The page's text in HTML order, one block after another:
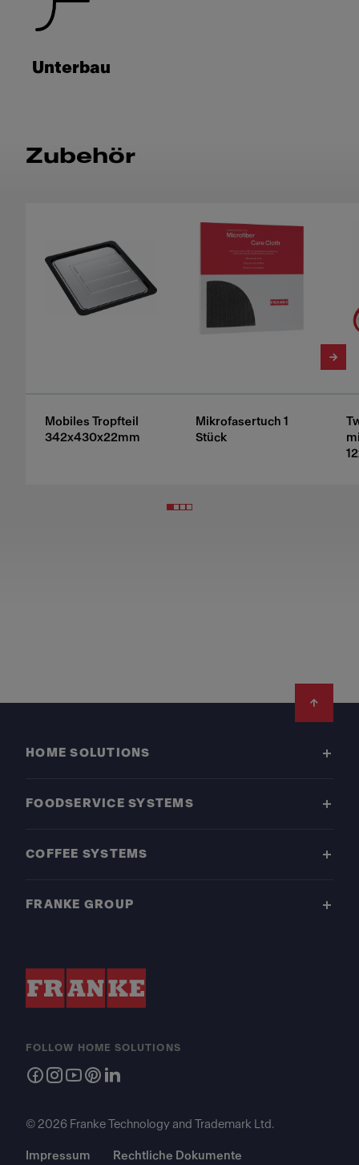
Unterbau
Zubehör
Mobiles Tropfteil
342x430x22mm
Mikrofasertuch 1
Stück
HOME SOLUTIONS
FOODSERVICE SYSTEMS
COFFEE SYSTEMS
FRANKE GROUP
FOLLOW HOME SOLUTIONS
© 2026 Franke Technology and Trademark Ltd.
Impressum Rechtliche Dokumente